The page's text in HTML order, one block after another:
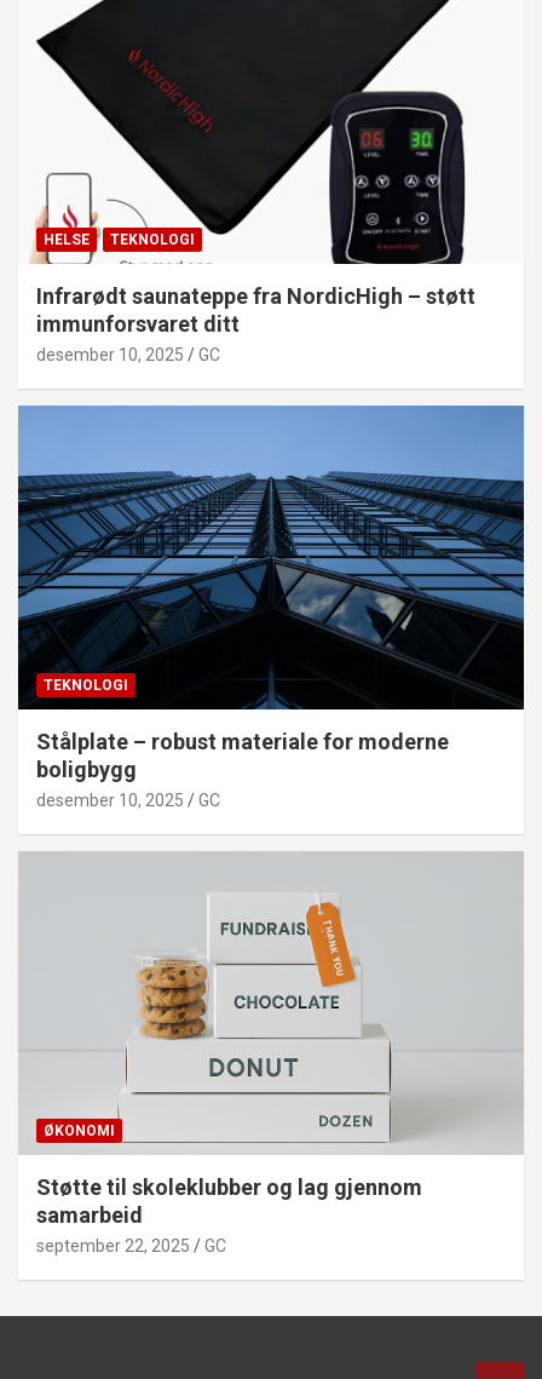
HELSE TEKNOLOGI
Infrarødt saunateppe fra NordicHigh – støtt
immunforsvaret ditt
desember 10, 2025 GC
TEKNOLOGI
Stålplate – robust materiale for moderne
boligbygg
desember 10, 2025 GC
ØKONOMI
Støtte til skoleklubber og lag gjennom
samarbeid
september 22, 2025 GC